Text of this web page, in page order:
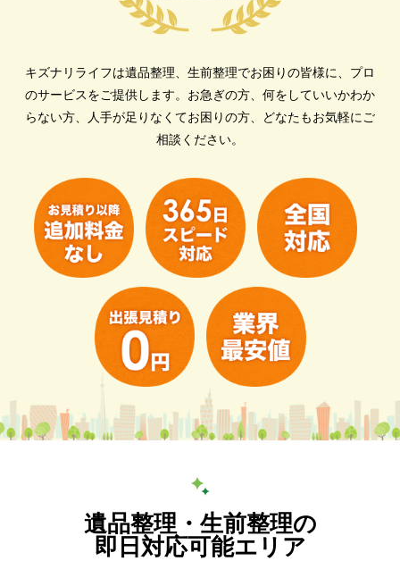
キズナリライフは遺品整理、生前整理でお困りの皆様に、プロ
のサービスをご提供します。 お急ぎの方、何をしていいかわか
らない方、人手が足りなくてお困りの方、どなたもお気軽にご
相談ください。
遺品整理・生前整理の
即日対応可能エリア